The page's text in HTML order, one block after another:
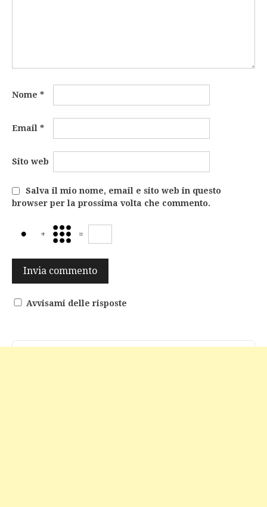
Nome *
Email *
Sito web
Salva il mio nome, email e sito web in questo
browser per la prossima volta che commento.
+ =
Avvisami delle risposte